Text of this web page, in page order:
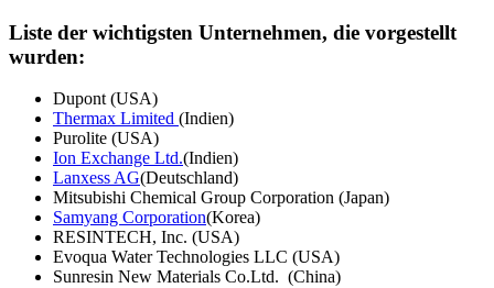
Liste der wichtigsten Unternehmen, die vorgestellt
wurden:
Dupont (USA)
Thermax Limited (Indien)
Purolite (USA)
Ion Exchange Ltd.(Indien)
Lanxess AG(Deutschland)
Mitsubishi Chemical Group Corporation (Japan)
Samyang Corporation(Korea)
RESINTECH, Inc. (USA)
Evoqua Water Technologies LLC (USA)
Sunresin New Materials Co.Ltd. (China)